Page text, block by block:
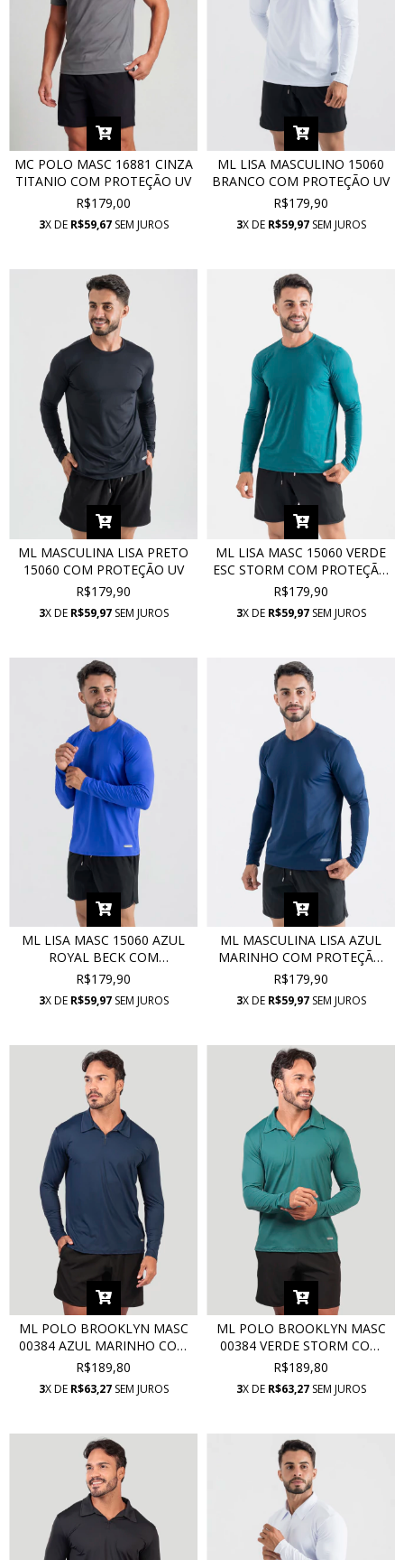
MC POLO MASC 16881 CINZA
TITANIO COM PROTEÇÃO UV
R$179,00
3X DE R$59,67SEM JUROS
ML LISA MASCULINO 15060
BRANCO COM PROTEÇÃO UV
R$179,90
3X DE R$59,97SEM JUROS
ML MASCULINA LISA PRETO
15060 COM PROTEÇÃO UV
R$179,90
3X DE R$59,97SEM JUROS
ML LISA MASC 15060 VERDE
ESC STORM COM PROTEÇÃO
UV
R$179,90
3X DE R$59,97SEM JUROS
ML LISA MASC 15060 AZUL
ROYAL BECK COM
PROTEÇÃO UV
R$179,90
3X DE R$59,97SEM JUROS
ML MASCULINA LISA AZUL
MARINHO COM PROTEÇÃO
UV 00273
R$179,90
3X DE R$59,97SEM JUROS
ML POLO BROOKLYN MASC
00384 AZUL MARINHO COM
PROTEÇÃO UV
R$189,80
3X DE R$63,27SEM JUROS
ML POLO BROOKLYN MASC
00384 VERDE STORM COM
PROTEÇÃO UV
R$189,80
3X DE R$63,27SEM JUROS